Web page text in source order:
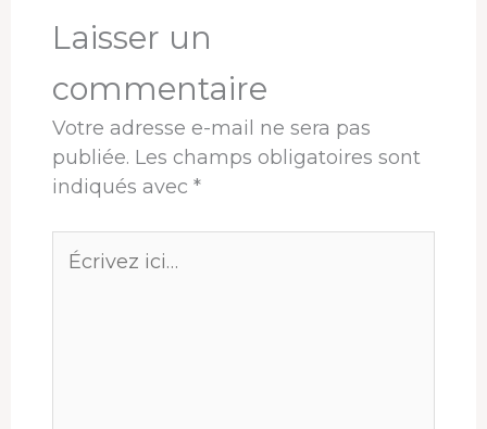
Laisser un
commentaire
Votre adresse e-mail ne sera pas
publiée. Les champs obligatoires sont
indiqués avec*
Écrivez
ici…